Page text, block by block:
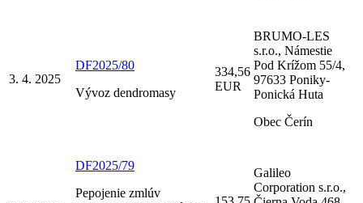
3. 4. 2025
DF2025/80
Vývoz dendromasy
334,56
EUR
BRUMO-LES
s.r.o., Námestie
Pod Krížom 55/4,
97633 Poniky-
Ponická Huta
Obec Čerín
DF2025/79
Pepojenie zmlúv
Galileo
Corporation s.r.o.,